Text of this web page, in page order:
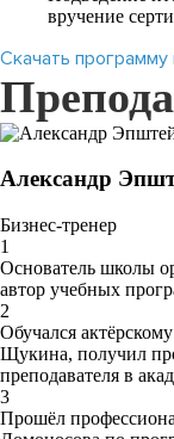
вручение
Скачать программу
Александр
Бизнес-тренер
1
Основатель школы
автор учебных
2
Обучался
Щукина, получил
преподавателя в
3
Прошёл